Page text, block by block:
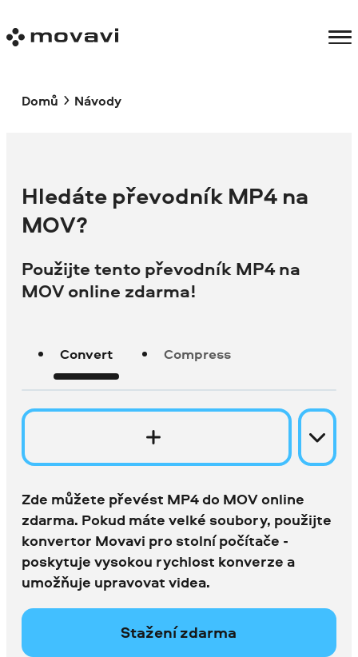
Domů Návody
Hledáte převodník MP4 na
MOV?
Použijte tento převodník MP4 na
MOV online zdarma!
Convert Compress
Zde můžete převést MP4 do MOV online
zdarma. Pokud máte velké soubory, použijte
konvertor Movavi pro stolní počítače -
poskytuje vysokou rychlost konverze a
umožňuje upravovat videa.
Stažení zdarma